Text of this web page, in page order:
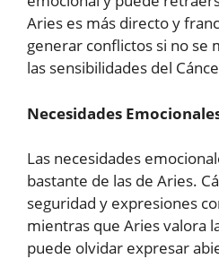
Aries es más directo y
generar conflictos si no se
las sensibilidades del
Necesidades
Las necesidades
bastante de las de Aries.
seguridad y expresiones
mientras que Aries valora
puede olvidar expresar